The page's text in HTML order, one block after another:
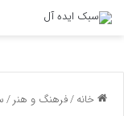
خانه/فرهنگ و هنر/